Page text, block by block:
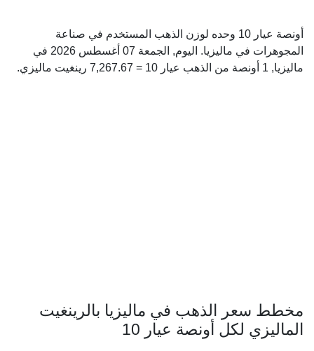
أونصة عيار 10 وحده لوزن الذهب المستخدم في صناعة
المجوهرات في ماليزيا. اليوم, الجمعة 07 أغسطس 2026 في
ماليزيا, 1 أونصة من الذهب عيار 10 = 7,267.67 رينغيت ماليزي.
مخطط سعر الذهب في ماليزيا بالرينغيت
الماليزي لكل أونصة عيار 10